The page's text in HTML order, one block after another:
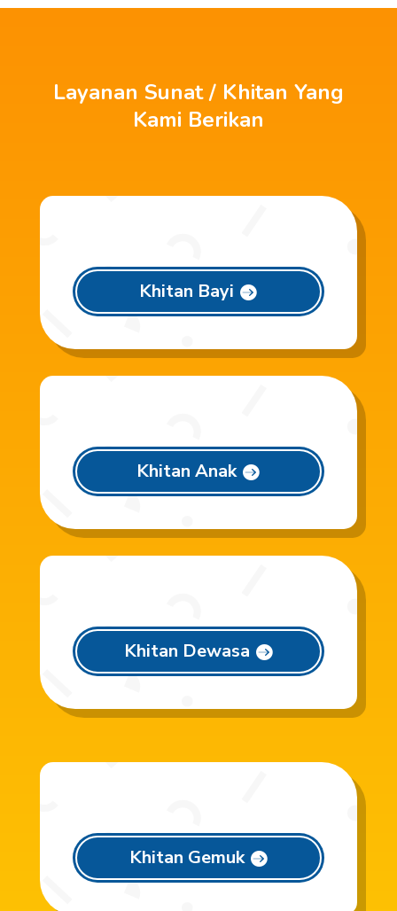
Layanan Sunat / Khitan Yang
Kami Berikan
Khitan Bayi
Khitan Anak
Khitan Dewasa
Khitan Gemuk